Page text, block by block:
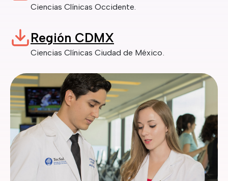
Ciencias Clínicas Occidente.
Región CDMX
Ciencias Clínicas Ciudad de México.